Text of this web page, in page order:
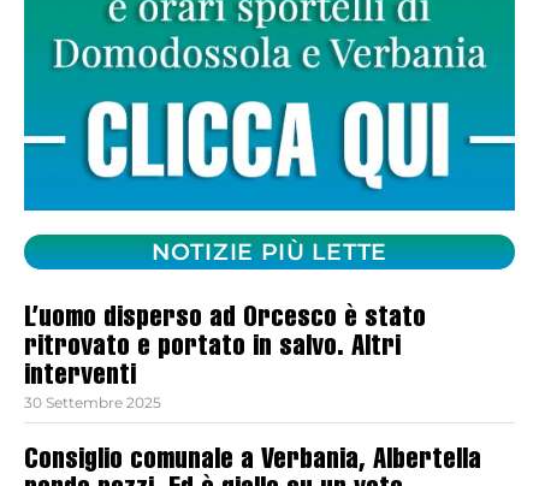
NOTIZIE PIÙ LETTE
L’uomo disperso ad Orcesco è stato
ritrovato e portato in salvo. Altri
interventi
30 Settembre 2025
Consiglio comunale a Verbania, Albertella